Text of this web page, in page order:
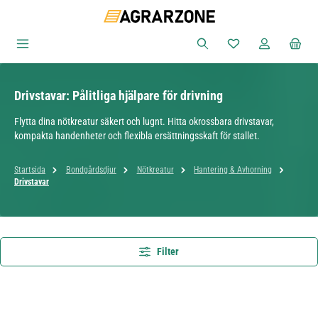
Du har 0 objekt i
Drivstavar: Pålitliga hjälpare för drivning
Flytta dina nötkreatur säkert och lugnt. Hitta okrossbara drivstavar,
kompakta handenheter och flexibla ersättningsskaft för stallet.
Startsida Bondgårdsdjur Nötkreatur
Hantering & Avhorning
Drivstavar
Filter